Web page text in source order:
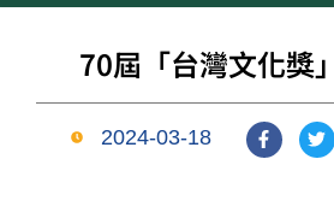
70屆「台灣文化獎
2024-03-18 F
a
c
T
w
i